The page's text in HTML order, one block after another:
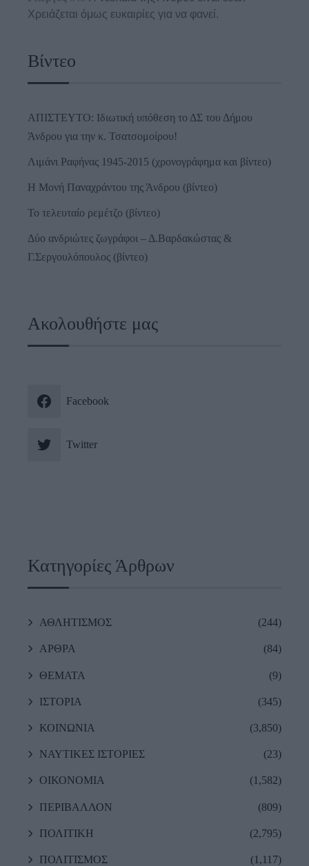
Χρειάζεται όμως ευκαιρίες για να φανεί.
Βίντεο
ΑΠΙΣΤΕΥΤΟ: Ιδιωτική υπόθεση το ΔΣ του Δήμου
Άνδρου για την κ. Τσατσομοίρου!
Λιμάνι Ραφήνας 1945-2015 (χρονογράφημα και βίντεο)
Η Μονή Παναχράντου της Άνδρου (βίντεο)
Το τελευταίο ρεμέτζο (βίντεο)
Δύο ανδριώτες ζωγράφοι – Δ.Βαρδακώστας &
Γ.Σεργουλόπουλος (βίντεο)
Ακολουθήστε μας
Facebook
Twitter
Κατηγορίες Άρθρων
ΑΘΛΗΤΙΣΜΟΣ (244)
ΑΡΘΡΑ (84)
ΘΕΜΑΤΑ (9)
ΙΣΤΟΡΙΑ (345)
ΚΟΙΝΩΝΙΑ (3,850)
ΝΑΥΤΙΚΕΣ ΙΣΤΟΡΙΕΣ (23)
ΟΙΚΟΝΟΜΙΑ (1,582)
ΠΕΡΙΒΑΛΛΟΝ (809)
ΠΟΛΙΤΙΚΗ (2,795)
ΠΟΛΙΤΙΣΜΟΣ (1,117)